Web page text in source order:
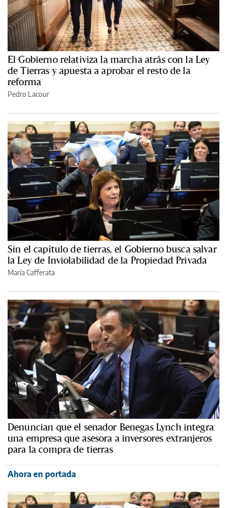
El Gobierno relativiza la marcha atrás con la Ley
de Tierras y apuesta a aprobar el resto de la
reforma
Pedro Lacour
Sin el capítulo de tierras, el Gobierno busca salvar
la Ley de Inviolabilidad de la Propiedad Privada
María Cafferata
Denuncian que el senador Benegas Lynch integra
una empresa que asesora a inversores extranjeros
para la compra de tierras
Ahora en portada